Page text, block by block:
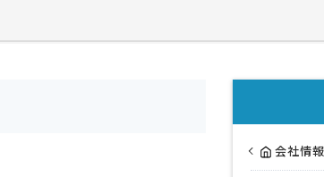
会社情報